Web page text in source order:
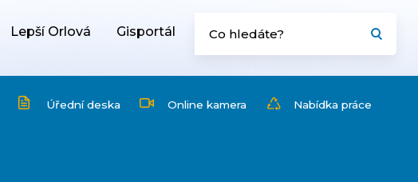
Lepší Orlová Gisportál
Úřední deska Online kamera Nabídka práce